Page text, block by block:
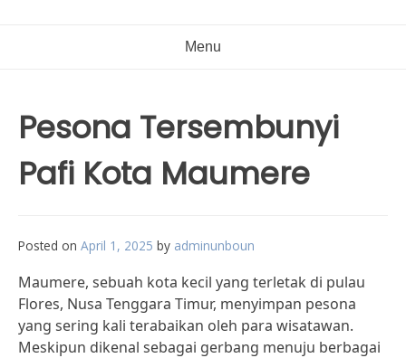
Menu
Pesona Tersembunyi
Pafi Kota Maumere
Posted on April 1, 2025 by adminunboun
Maumere, sebuah kota kecil yang terletak di pulau
Flores, Nusa Tenggara Timur, menyimpan pesona
yang sering kali terabaikan oleh para wisatawan.
Meskipun dikenal sebagai gerbang menuju berbagai